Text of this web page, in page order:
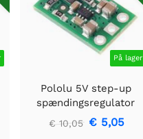
På lager
Pololu 5V step-up
spændingsregulator
U3V16F5
€ 10,05 € 5,05